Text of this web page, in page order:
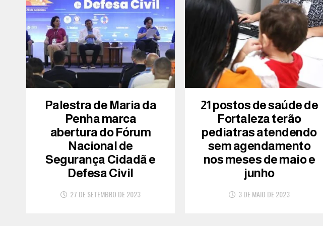
Palestra de Maria da
Penha marca
abertura do Fórum
Nacional de
Segurança Cidadã e
Defesa Civil
27 DE SETEMBRO DE 2023
21 postos de saúde de
Fortaleza terão
pediatras atendendo
sem agendamento
nos meses de maio e
junho
3 DE MAIO DE 2023